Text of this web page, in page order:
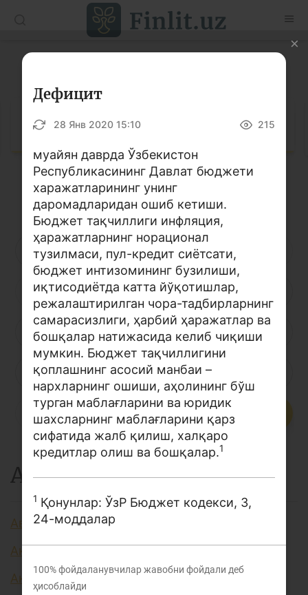
Рус
Мақолалар
Ўқув қўлланмалар
Луғат
Молиявий саводхонлик бўйича китоблар
Видео
Лойиҳалар
Интерактив хизматлар
Фотогалерея
Лойиҳа ҳақида
Кенгайтирилган қидирув
Сайт харитаси
Луғат
Кирилл алифбоси Лотин алифбоси
А Б В Г Ғ Д
Ё Ж З И Й К
Л М Н О П Р
Т У Ў Ү Ф
Ю
А
Авторизация
Аккредитив
Активлар
Дефицит
28 Янв 2020 15:10 215
муайян даврда Ўзбекистон
Республикасининг Давлат бюджети
харажатларининг унинг
даромадларидан ошиб кетиши.
Бюджет тақчиллиги инфляция,
ҳаражатларнинг норационал
тузилмаси, пул-кредит сиётсати,
бюджет интизомининг бузилиши,
иқтисодиётда катта йўқотишлар,
режалаштирилган чора-тадбирларнинг
самарасизлиги, ҳарбий ҳаражатлар ва
бошқалар натижасида келиб чиқиши
мумкин. Бюджет тақчиллигини
қоплашнинг асосий манбаи –
нархларнинг ошиши, аҳолининг бўш
турган маблағларини ва юридик
шахсларнинг маблағларини қарз
сифатида жалб қилиш, халқаро
кредитлар олиш ва бошқалар.1
1 Қонунлар: ЎзР Бюджет кодекси, 3,
24-моддалар
100%фойдаланувчилар жавобни фойдали деб
ҳисоблайди